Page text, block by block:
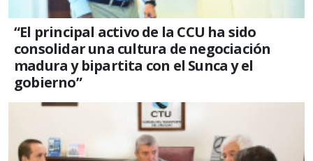
“El principal activo de la CCU ha sido
consolidar una cultura de negociación
madura y bipartita con el Sunca y el
gobierno”